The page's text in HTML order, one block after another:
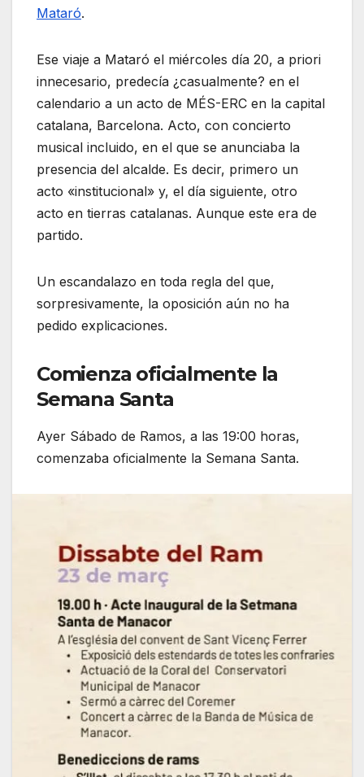
Mataró.
Ese viaje a Mataró el miércoles día 20, a priori
innecesario, predecía ¿casualmente? en el
calendario a un acto de MÉS-ERC en la capital
catalana, Barcelona. Acto, con concierto
musical incluido, en el que se anunciaba la
presencia del alcalde. Es decir, primero un
acto «institucional» y, el día siguiente, otro
acto en tierras catalanas. Aunque este era de
partido.
Un escandalazo en toda regla del que,
sorpresivamente, la oposición aún no ha
pedido explicaciones.
Comienza oficialmente la
Semana Santa
Ayer Sábado de Ramos, a las 19:00 horas,
comenzaba oficialmente la Semana Santa.